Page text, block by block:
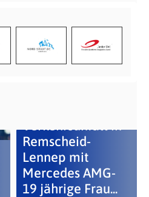
Remscheid-
Lennep mit
Mercedes AMG-
19 jährige Frau...